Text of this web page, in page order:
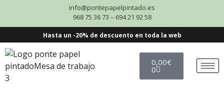
info@pontepapelpintado.es
968 75 36 73 – 694 21 92 58
Hasta un -20% de descuento en toda la web
0,00€
0